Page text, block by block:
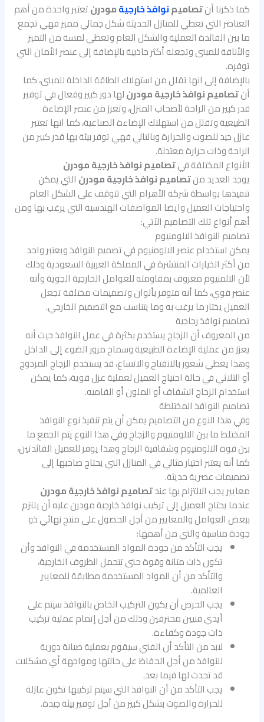
كما ذكرنا أنتصاميمنوافذ خارجيةمودرنتعتبر واحدة من أهم
العناصر التي تعطي للمنازل الحديثة شكل جمالي مميز فهي تجمع
ما بين الفائدة العملية والشكل العام وتعطي لمسة من التميز
والأناقة للمبنى وتجعله أكثر جاذبية بالإضافة إلى عنصر الأمان التي
توفره.
بالإضافة إلى انها تقلل من استهلاك الطاقة الداخلة للمبنى، كما
أنتصاميم نوافذ خارجية مودرنلها دور كبير وفعال في توفير
قدر كبير من الراحة لأصحاب المنزل، وتعزز من عنصر الإضاءة
الطبيعية وتقلل من استهلاك الإضاءة الصناعية، كما انها تعتبر
عازل جيد للصوت والحرارة وبالتالي فهي توفر بيئة بها قدر كبير من
الراحة وذات حرارة معتدلة.
الأنواع المختلفة فيتصاميم نوافذ خارجية مودرن
يوجد العديد منتصاميم نوافذ خارجية مودرن التي يمكن
تنفيذها بواسطة شركة الأهرام التي تتوقف على الشكل العام
واحتياجات العميل وايضا المواصفات الهندسية التي يرغب بها ومن
أهم أنواع تلك التصاميم الآتي:
تصاميم النوافذ الالومنيوم
يمكن استخدام عنصر الالومنيوم في تصميم النوافذ ويعتبر واحد
من أكثر الخيارات المنتشرة في المملكة العربية السعودية وذلك
لأن الالمنيوم معروف بمقاومته للعوامل الخارجية الجوية وأنه
عنصر قوي، كما أنه متوفر بألوان وتصميمات مختلفة تجعل
العميل يختار ما يرغب به وما يتناسب مع التصميم الخارجي.
تصاميم نوافذ زجاجية
من المعروف أن الزجاج يستخدم بكثرة في عمل النوافذ حيث أنه
يعزز من عملية الإضاءة الطبيعية وسماح مرور الضوء إلى الداخل
وهذا يعطي شعور بالانفتاح والاتساع، قد يستخدم الزجاج المزدوج
أو الثلاثي في حالة احتياج العميل لعملية عزل قوية، كما يمكن
استخدام الزجاج الشفاف أو الملون أو الفاميه.
تصاميم النوافذ المختلطة
وفي هذا النوع من التصاميم يمكن أن يتم تنفيذ نوع النوافذ
المختلط ما بين الالومنيوم والزجاج وفي هذا النوع يتم الجمع ما
بين قوة الالومنيوم وشفافية الزجاج وهذا يوفر للعميل الفائدتين،
كما أنه يعتبر اختيار مثالي في المنازل التي يحتاج صاحبها إلى
تصميمات عصرية حديثة.
معايير يجب الالتزام بها عندتصاميم نوافذ خارجية مودرن
عندما يحتاج العميل إلى تركيب نوافذ خارجية مودرن عليه أن يلتزم
ببعض العوامل والمعايير من أجل الحصول على منتج نهائي ذو
جودة مناسبة والتي من أهمها:
يجب التأكد من جودة المواد المستخدمة في النوافذ وأن
تكون ذات متانة وقوة حتى تتحمل الظروف الخارجية،
والتأكد من أن المواد المستخدمة مطابقة للمعايير
العالمية.
يجب الحرص أن يكون التركيب الخاص بالنوافذ سيتم على
أيدي فنيين محترفين وذلك من أجل إتمام عملية تركيب
ذات جودة وكفاءة.
لابد من التأكد أن الفني سيقوم بعملية صيانة دورية
للنوافذ من أجل الحفاظ على حالتها ومواجهة أي مشكلات
قد تحدث لها فيما بعد.
يجب التأكد من أن النوافذ التي سيتم تركيبها تكون عازلة
للحرارة والصوت بشكل كبير من أجل توفير بيئة جيدة.